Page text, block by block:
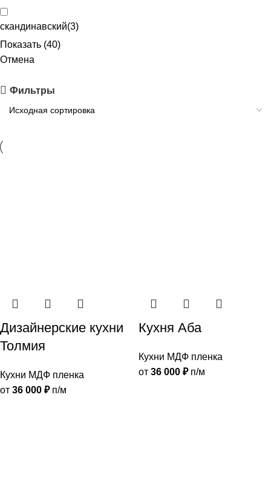
скандинавский(3)
Показать (40)
Отмена
Фильтры
Дизайнерские кухни
Толмия
Кухни МДФ пленка
от 36 000 ₽п/м
Кухня Аба
Кухни МДФ пленка
от 36 000 ₽п/м